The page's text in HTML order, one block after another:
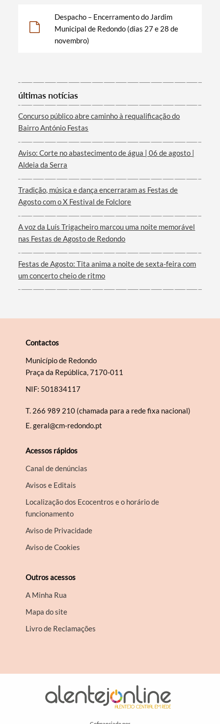
Termo de Pesquisa
Categorias gerais
Filtros
Despacho – Encerramento do Jardim
Municipal de Redondo (dias 27 e 28 de
novembro)
últimas notícias
Concurso público abre caminho à requalificação do
Bairro António Festas
Aviso: Corte no abastecimento de água | 06 de agosto |
Aldeia da Serra
Tradição, música e dança encerraram as Festas de
Agosto com o X Festival de Folclore
A voz da Luís Trigacheiro marcou uma noite memorável
nas Festas de Agosto de Redondo
Festas de Agosto: Tita anima a noite de sexta-feira com
um concerto cheio de ritmo
Contactos
Município de Redondo
Praça da República, 7170-011
NIF: 501834117
T. 266 989 210 (chamada para a rede fixa nacional)
E.geral@cm-redondo.pt
Acessos rápidos
Canal de denúncias
Avisos e Editais
Localização dos Ecocentros e o horário de
funcionamento
Aviso de Privacidade
Aviso de Cookies
Outros acessos
A Minha Rua
Mapa do site
Livro de Reclamações